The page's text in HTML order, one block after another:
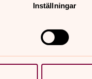
Inställningar